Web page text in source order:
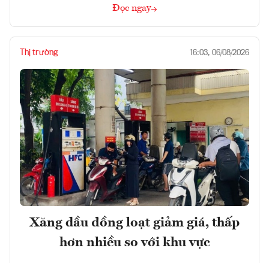
Đọc ngay
Thị trường 16:03, 06/08/2026
Xăng dầu đồng loạt giảm giá, thấp
hơn nhiều so với khu vực